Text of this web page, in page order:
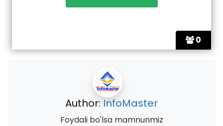
0
Author: InfoMaster
Foydali bo'lsa mamnunmiz